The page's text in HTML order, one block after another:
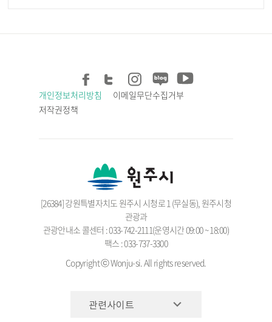
개인정보처리방침
이메일무단수집거부
저작권정책
[26384] 강원특별자치도 원주시 시청로 1 (무실동), 원주시청
관광과
관광안내소 콜센터 : 033-742-2111(운영시간 09:00 ~ 18:00)
팩스 : 033-737-3300
Copyright ⓒ Wonju-si. All rights reserved.
관련사이트